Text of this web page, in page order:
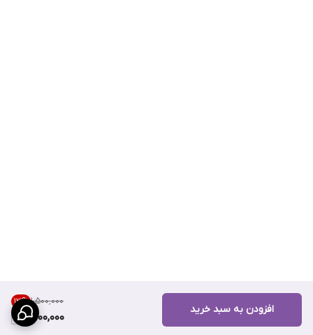
۱٬۵۰۰٬۰۰۰ 13%
1,300,000
افزودن به سبد خرید